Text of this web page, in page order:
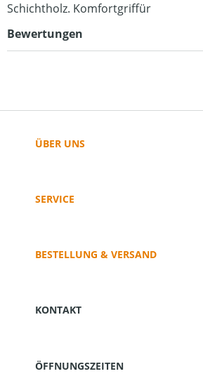
Schichtholz. Komfortgriffür
Bewertungen
ÜBER UNS
SERVICE
BESTELLUNG & VERSAND
KONTAKT
ÖFFNUNGSZEITEN